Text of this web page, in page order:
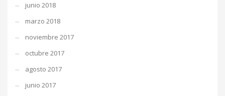
junio 2018
marzo 2018
noviembre 2017
octubre 2017
agosto 2017
junio 2017